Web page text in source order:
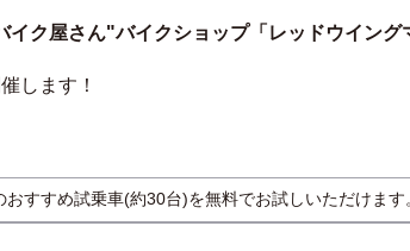
イク屋さん"バイクショップ「レッドウイング
します！
すすめ試乗車(約30台)を無料でお試しいただけます